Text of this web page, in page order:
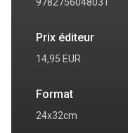
Prix éditeur
14,95 EUR
Format
24x32cm